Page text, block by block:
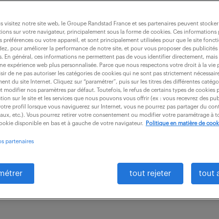
technique aéronautique /
intérim 18 mois 29 000 - 32 000 € /
mission de longue durée (embauche
vous êtes en charge de : - Préparer, organiser,
visitez notre site web, le Groupe Randstad France et ses partenaires peuvent
sur votre navigateur, principalement sous la forme de cookies. Ces informations
préférences ou votre appareil, et sont principalement utilisées pour que le site
pour améliorer la performance de notre site, et pour vous proposer des publicités
En général, ces informations ne permettent pas de vous identifier directement,
expérience web plus personnalisée. Parce que nous respectons votre droit à la vie
de ne pas autoriser les catégories de cookies qui ne sont pas strictement
du site Internet. Cliquez sur “paramétrer”, puis sur les titres des différentes
modifier nos paramètres par défaut. Toutefois, le refus de certains types de cookies
sur le site et les services que nous pouvons vous offrir (ex : vous recevrez des
profil lorsque vous naviguerez sur Internet, vous ne pourrez pas partager du
etc.). Vous pourrez retirer votre consentement ou modifier votre paramétrage à
disponible en bas et à gauche de votre navigateur.
Politique en matière de
partenaires
tout rejeter tout